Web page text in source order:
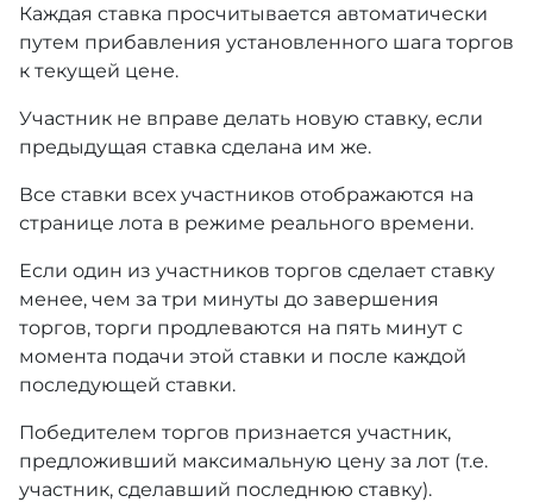
Каждая ставка просчитывается автоматически
путем прибавления установленного шага торгов
к текущей цене.
Участник не вправе делать новую ставку, если
предыдущая ставка сделана им же.
Все ставки всех участников отображаются на
странице лота в режиме реального времени.
Если один из участников торгов сделает ставку
менее, чем за три минуты до завершения
торгов, торги продлеваются на пять минут с
момента подачи этой ставки и после каждой
последующей ставки.
Победителем торгов признается участник,
предложивший максимальную цену за лот (т.е.
участник, сделавший последнюю ставку).